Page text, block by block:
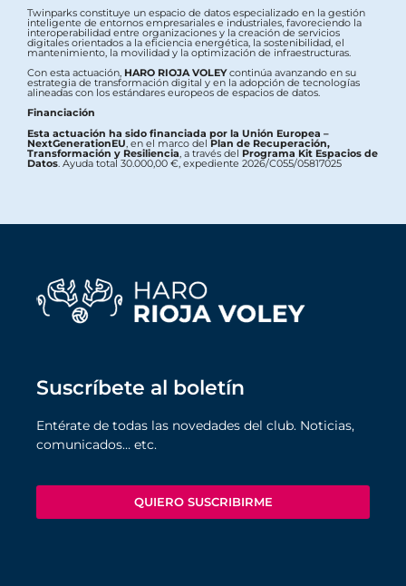
Twinparks constituye un espacio de datos especializado en la gestión
inteligente de entornos empresariales e industriales, favoreciendo la
interoperabilidad entre organizaciones y la creación de servicios
digitales orientados a la eficiencia energética, la sostenibilidad, el
mantenimiento, la movilidad y la optimización de infraestructuras.
Con esta actuación, HARO RIOJA VOLEYcontinúa avanzando en su
estrategia de transformación digital y en la adopción de tecnologías
alineadas con los estándares europeos de espacios de datos.
Financiación
Esta actuación ha sido financiada por la Unión Europea –
NextGenerationEU , en el marco delPlan de Recuperación,
Transformación y Resiliencia , a través del Programa Kit Espacios de
Datos . Ayuda total 30.000,00 €, expediente 2026/C055/05817025
Suscríbete al boletín
Entérate de todas las novedades del club. Noticias,
comunicados… etc.
QUIERO SUSCRIBIRME